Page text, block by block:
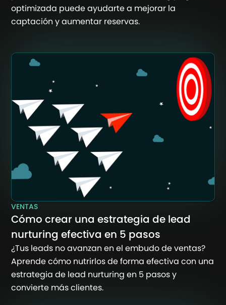
optimizada puede ayudarte a mejorar la
captación y aumentar reservas.
VENTAS
Cómo crear una estrategia de lead
nurturing efectiva en 5 pasos
¿Tus leads no avanzan en el embudo de ventas?
Aprende cómo nutrirlos de forma efectiva con una
estrategia de lead nurturing en 5 pasos y
convierte más clientes.